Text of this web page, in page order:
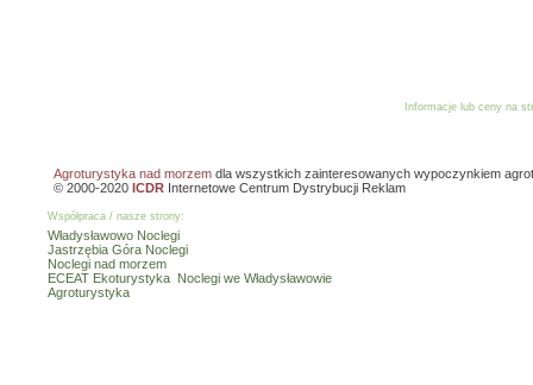
Informacje lub ceny na
Agroturystyka nad morzem dla wszystkich zainteresowanych wypoczynkiem
© 2000-2020 ICDR Internetowe Centrum Dystrybucji Reklam
Współpraca / nasze strony:
Władysławowo Noclegi
Jastrzębia Góra Noclegi
Noclegi nad morzem
ECEAT Ekoturystyka Noclegi we Władysławowie
Agroturystyka